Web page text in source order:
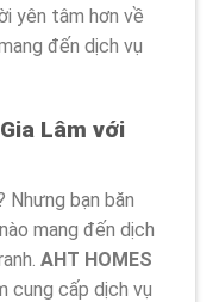
yên tâm hơn về
đến dịch vụ
Lâm với
Nhưng bạn băn
mang đến dịch
AHT HOMES
cung cấp dịch vụ